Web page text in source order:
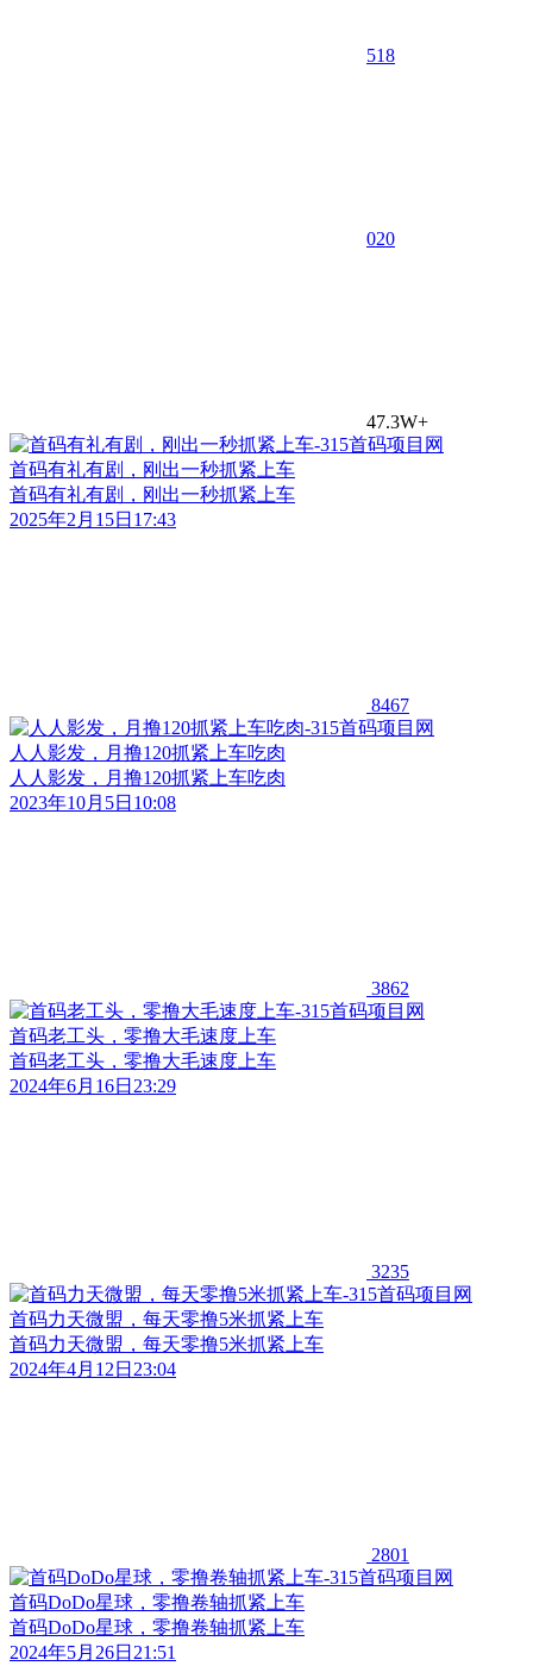
518
020
47.3W+
首码有礼有剧，刚出一秒抓紧上车
首码有礼有剧，刚出一秒抓紧上车
2025年2月15日17:43
8467
人人影发，月撸120抓紧上车吃肉
人人影发，月撸120抓紧上车吃肉
2023年10月5日10:08
3862
首码老工头，零撸大毛速度上车
首码老工头，零撸大毛速度上车
2024年6月16日23:29
3235
首码力天微盟，每天零撸5米抓紧上车
首码力天微盟，每天零撸5米抓紧上车
2024年4月12日23:04
2801
首码DoDo星球，零撸卷轴抓紧上车
首码DoDo星球，零撸卷轴抓紧上车
2024年5月26日21:51